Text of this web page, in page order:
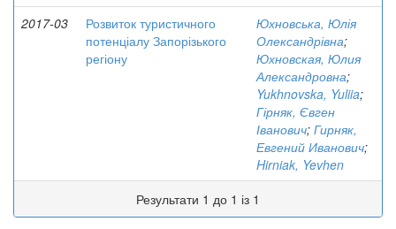
2017-03
Розвиток туристичного
потенціалу Запорізького
регіону
Юхновська, Юлія
Олександрівна;
Юхновская, Юлия
Александровна;
Yukhnovska, Yuliia;
Гірняк, Євген
Іванович; Гирняк,
Евгений Иванович;
Hirniak, Yevhen
Результати 1 до 1 із 1